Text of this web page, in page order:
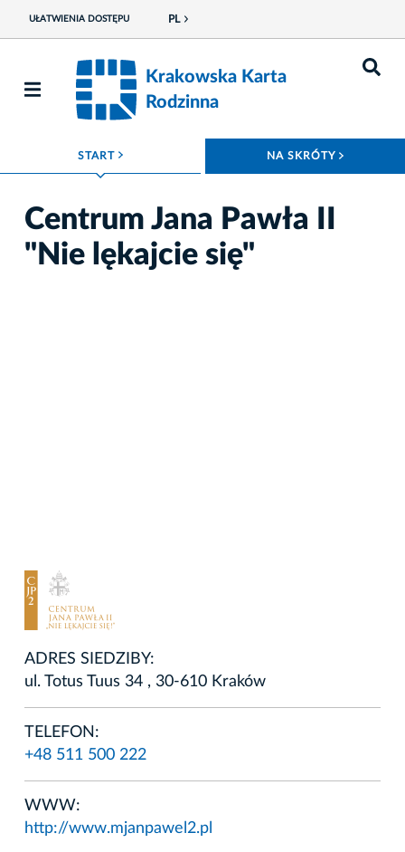
UŁATWIENIA DOSTĘPU PL
Krakowska Karta
Rodzinna
START ROZWIŃ MENU NA SKRÓTY
Centrum Jana Pawła II
"Nie lękajcie się"
ADRES SIEDZIBY:
ul. Totus Tuus 34 , 30-610 Kraków
TELEFON:
+48 511 500 222
WWW:
http://www.mjanpawel2.pl